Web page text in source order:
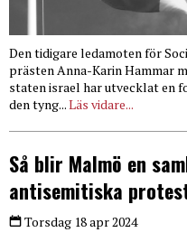
Den tidigare ledamoten för
prästen Anna-Karin Hammar
staten israel har utvecklat en
den tyng...Läs vidare...
Så blir Malmö en
antisemitiska
Torsdag 18 apr 2024